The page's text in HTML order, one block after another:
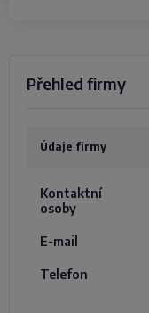
Přehled firmy
Údaje firmy
Kontaktní
osoby
E-mail
Telefon